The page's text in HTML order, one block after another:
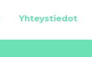
Yhteystiedot